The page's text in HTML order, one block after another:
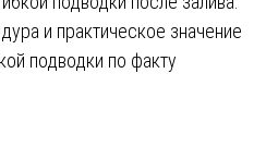
и практическое значение
подводки по факту